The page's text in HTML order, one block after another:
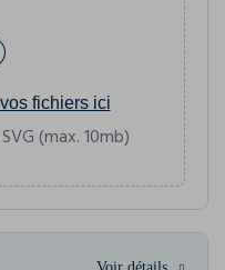
fichiers ici
(max. 10mb)